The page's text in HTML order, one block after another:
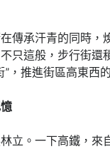
傳承汗青的同時，
只這般，步行街還
，推進街區高東西
立。一下高鐵，來